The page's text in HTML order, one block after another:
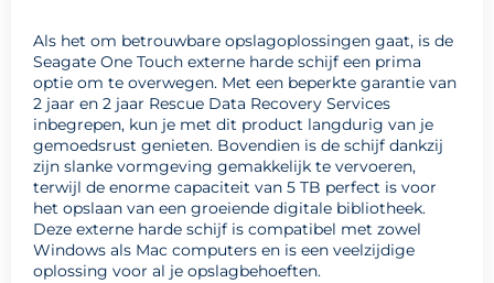
Als het om betrouwbare opslagoplossingen gaat, is de
Seagate One Touch externe harde schijf een prima
optie om te overwegen. Met een beperkte garantie van
2 jaar en 2 jaar Rescue Data Recovery Services
inbegrepen, kun je met dit product langdurig van je
gemoedsrust genieten. Bovendien is de schijf dankzij
zijn slanke vormgeving gemakkelijk te vervoeren,
terwijl de enorme capaciteit van 5 TB perfect is voor
het opslaan van een groeiende digitale bibliotheek.
Deze externe harde schijf is compatibel met zowel
Windows als Mac computers en is een veelzijdige
oplossing voor al je opslagbehoeften.